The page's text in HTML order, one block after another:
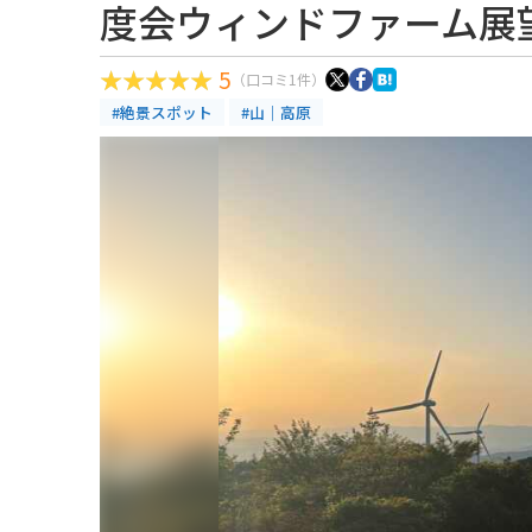
度会ウィンドファーム展
5 （口コミ1件）
#絶景スポット #山｜高原